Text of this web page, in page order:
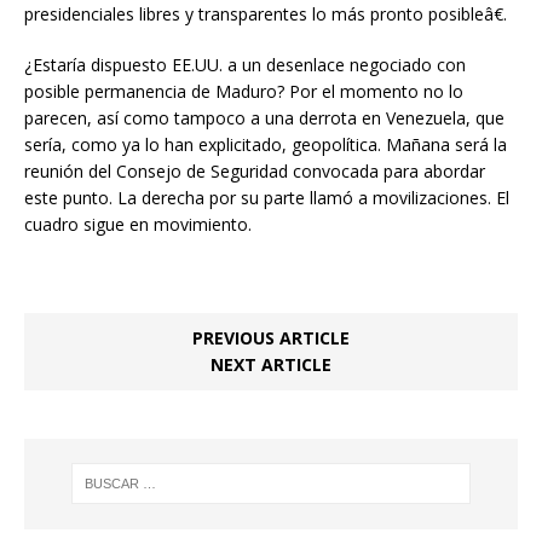
presidenciales libres y transparentes lo más pronto posibleâ€.
¿Estaría dispuesto EE.UU. a un desenlace negociado con
posible permanencia de Maduro? Por el momento no lo
parecen, así como tampoco a una derrota en Venezuela, que
sería, como ya lo han explicitado, geopolítica. Mañana será la
reunión del Consejo de Seguridad convocada para abordar
este punto. La derecha por su parte llamó a movilizaciones. El
cuadro sigue en movimiento.
PREVIOUS ARTICLE
NEXT ARTICLE